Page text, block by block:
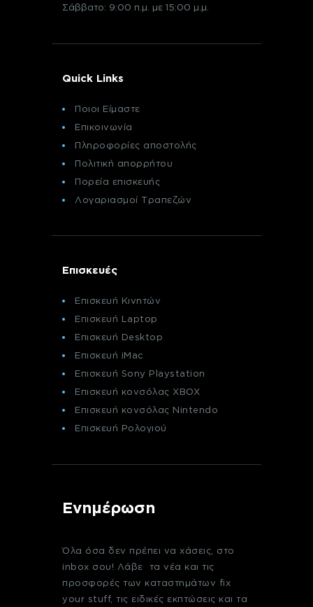
Σάββατο: 9:00 π.μ. με 15:00 μ.μ.
Quick Links
Ποιοι Είμαστε
Επικοινωνία
Πληροφορίες αποστολής
Πολιτική απορρήτου
Πορεία επισκευής
Λογαριασμοί Τραπεζών
Επισκευές
Επισκευή Κινητών
Επισκευή Laptop
Επισκευή Desktop
Επισκευή iMac
Επισκευή Sony Playstation
Επισκευή κονσόλας XBOX
Επισκευή κονσόλας Nintendo
Επισκευή Ρολογιού
Ενημέρωση
Όλα όσα δεν πρέπει να χάσεις, στο
inbox σου! Λάβε τα νέα και τις
προσφορές των καταστημάτων fix
your stuff, τις ειδικές εκπτώσεις και τα